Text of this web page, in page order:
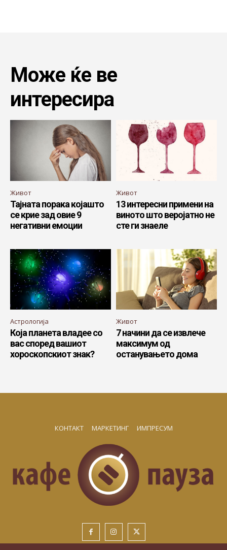
Може ќе ве
интересира
Живот
Тајната порака којашто
се крие зад овие 9
негативни емоции
Живот
13 интересни примени на
виното што веројатно не
сте ги знаеле
Астрологија
Која планета владее со
вас според вашиот
хороскопскиот знак?
Живот
7 начини да се извлече
максимум од
останувањето дома
КОНТАКТ МАРКЕТИНГ ИМПРЕСУМ